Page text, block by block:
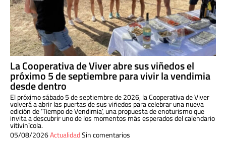
La Cooperativa de Viver abre sus viñedos el
próximo 5 de septiembre para vivir la vendimia
desde dentro
El próximo sábado 5 de septiembre de 2026, la Cooperativa de Viver
volverá a abrir las puertas de sus viñedos para celebrar una nueva
edición de ‘Tiempo de Vendimia’, una propuesta de enoturismo que
invita a descubrir uno de los momentos más esperados del calendario
vitivinícola.
05/08/2026ActualidadSin comentarios